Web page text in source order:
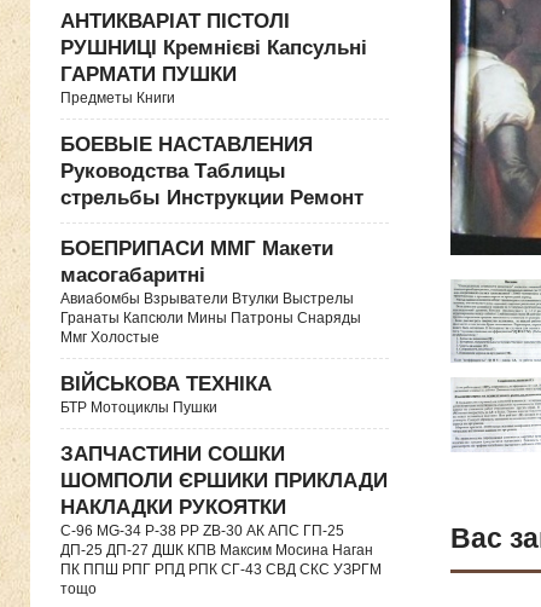
АНТИКВАРІАТ ПІСТОЛІ
РУШНИЦІ Кремнієві Капсульні
ГАРМАТИ ПУШКИ
Предметы Книги
БОЕВЫЕ НАСТАВЛЕНИЯ
Руководства Таблицы
стрельбы Инструкции Ремонт
БОЕПРИПАСИ ММГ Макети
масогабаритні
Авиабомбы Взрыватели Втулки Выстрелы
Гранаты Капсюли Мины Патроны Снаряды
Ммг Холостые
ВІЙСЬКОВА ТЕХНІКА
БТР Мотоциклы Пушки
ЗАПЧАСТИНИ СОШКИ
ШОМПОЛИ ЄРШИКИ ПРИКЛАДИ
НАКЛАДКИ РУКОЯТКИ
C-96 MG-34 P-38 PP ZB-30 АК АПС ГП-25
ДП-25 ДП-27 ДШК КПВ Максим Мосина Наган
ПК ППШ РПГ РПД РПК СГ-43 СВД CКС УЗРГМ
тощо
Вас